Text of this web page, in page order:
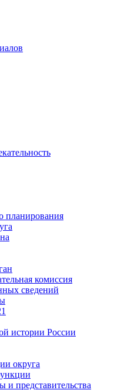
планирования
комиссия
сведений
истории России
округа
и представительства